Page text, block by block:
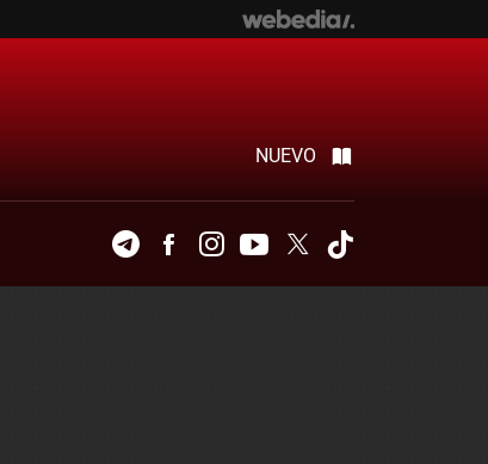
NUEVO
TelegramFacebookInstagramYoutubeTwitter